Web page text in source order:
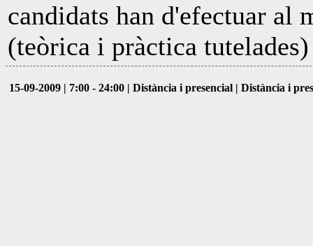
candidats han d'efectuar al
(teòrica i pràctica
15-09-2009 | 7:00 - 24:00 | Distància i presencial | Distància i